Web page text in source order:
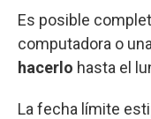
Es posible
computadora o
hacerlo hasta el
La fecha límite